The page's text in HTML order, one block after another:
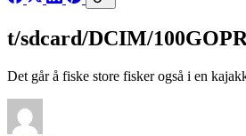
t/sdcard/DCIM/
Det går å fiske store fisker også i en